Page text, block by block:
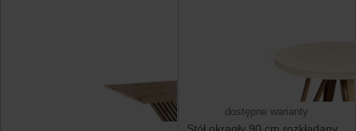
dostępne warianty